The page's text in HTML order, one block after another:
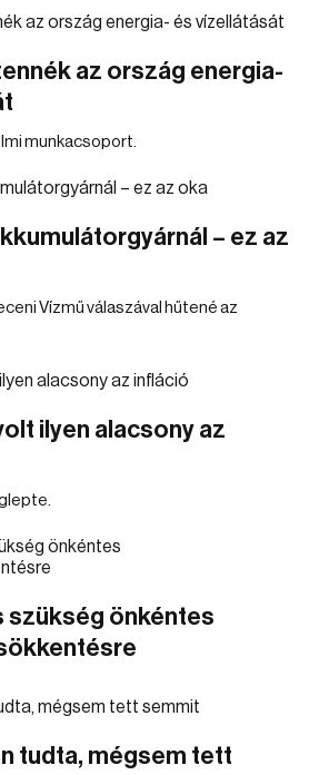
az ország energia-
munkacsoport.
– ez az
Vízmű válaszával hűtené az
ilyen alacsony az
szükség önkéntes
tudta, mégsem tett